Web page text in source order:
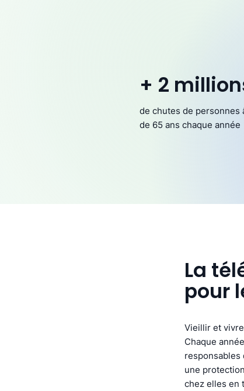
+ 2
de chutes de personnes
de 65 ans chaque année
La
pour
Vieillir et
Chaque
responsables
une
chez elles en